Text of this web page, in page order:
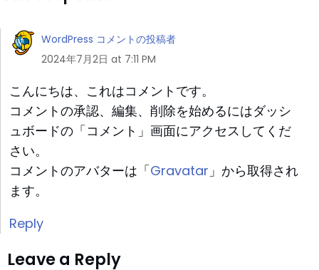
WordPress コメントの投稿者
2024年7月2日 at 7:11 PM
こんにちは、これはコメントです。
コメントの承認、編集、削除を始めるにはダッシ
ュボードの「コメント」画面にアクセスしてくだ
さい。
コメントのアバターは「Gravatar 」から取得され
ます。
Reply
Leave a Reply